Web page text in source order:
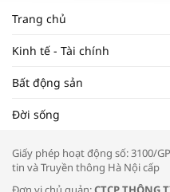
NAM
ĐẬP
Tọa
Trang chủ
Kinh tế - Tài chính
Bất động sản
Đời sống
Giấy phép hoạt động số: 3100/
tin và Truyền thông Hà Nội cấp